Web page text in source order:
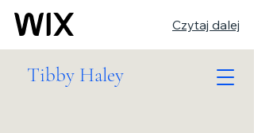
Czytaj dalej